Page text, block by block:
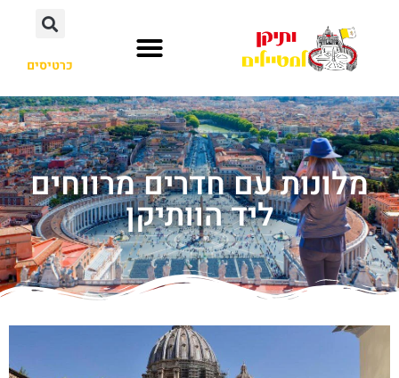
כרטיסים
מלונות עם חדרים מרווחים
ליד הוותיקן